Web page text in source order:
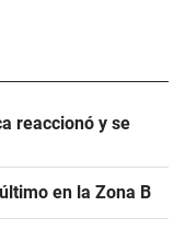
reaccionó y se
en la Zona B